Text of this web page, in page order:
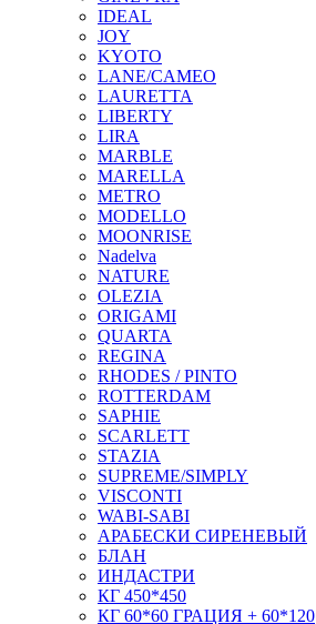
IDEAL
JOY
KYOTO
LANE/CAMEO
LAURETTA
LIBERTY
LIRA
MARBLE
MARELLA
METRO
MODELLO
MOONRISE
Nadelva
NATURE
OLEZIA
ORIGAMI
QUARTA
REGINA
RHODES / PINTO
ROTTERDAM
SAPHIE
SCARLETT
STAZIA
SUPREME/SIMPLY
VISCONTI
WABI-SABI
АРАБЕСКИ СИРЕНЕВЫЙ
БЛАН
ИНДАСТРИ
КГ 450*450
КГ 60*60 ГРАЦИЯ + 60*120